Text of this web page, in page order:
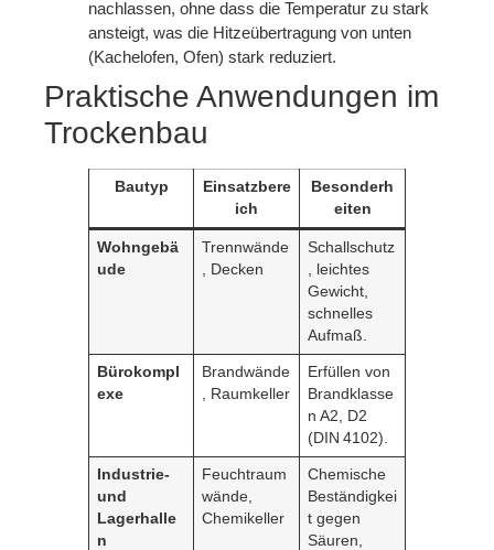
nachlassen, ohne dass die Temperatur zu stark
ansteigt, was die Hitzeübertragung von unten
(Kachelofen, Ofen) stark reduziert.
Praktische Anwendungen im
Trockenbau
Bau­typ
Einsatzbere
ich
Besonderh
eiten
Wohngebä
ude
Trennwände
, Decken
Schallschutz
, leichtes
Gewicht,
schnelles
Aufmaß.
Bürokompl
exe
Brandwände
, Raumkeller
Erfüllen von
Brandklasse
n A2, D2
(DIN 4102).
Industrie‑
und
Lagerhalle
n
Feuchtraum
wände,
Chemikeller
Chemische
Beständigkei
t gegen
Säuren,